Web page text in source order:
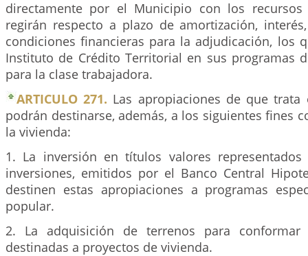
directamente por el Municipio con los
regirán respecto a plazo de amortización,
condiciones financieras para la adjudicación, los
Instituto de Crédito Territorial en sus programas
para la clase trabajadora.
ARTICULO 271. Las apropiaciones de que
podrán destinarse, además, a los siguientes fines
la vivienda:
1. La inversión en títulos valores
inversiones, emitidos por el Banco Central
destinen estas apropiaciones a programas
popular.
2. La adquisición de terrenos para conformar
destinadas a proyectos de vivienda.